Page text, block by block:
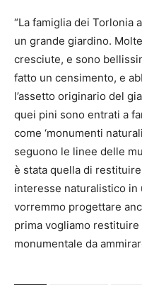
“La famiglia dei Torlonia
un grande giardino.
cresciute, e sono
fatto un censimento, e
l’assetto originario del
quei pini sono entrati a
come ‘monumenti
seguono le linee delle
è stata quella di
interesse naturalistico
vorremmo progettare
prima vogliamo
monumentale da